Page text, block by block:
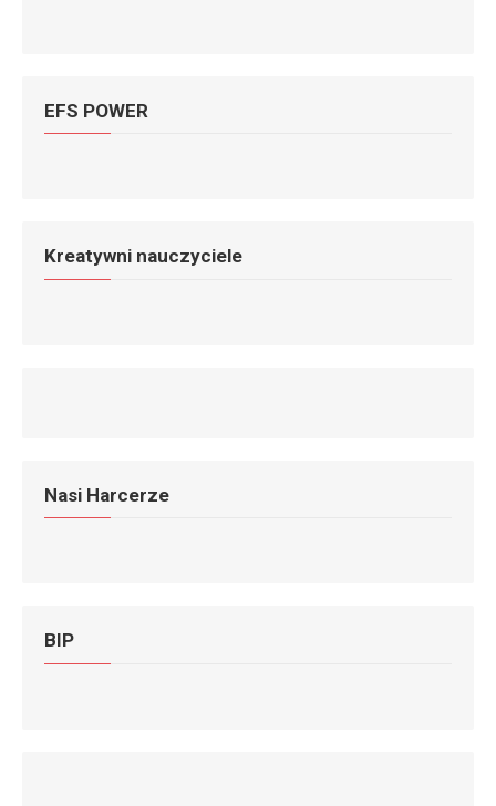
EFS POWER
Kreatywni nauczyciele
Nasi Harcerze
BIP